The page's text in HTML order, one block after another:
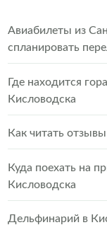
Авиабилеты из
спланировать
Где находится
Кисловодска
Как читать
Куда поехать на
Кисловодска
Дельфинарий в